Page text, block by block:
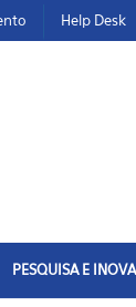
Help Desk
PESQUISA E